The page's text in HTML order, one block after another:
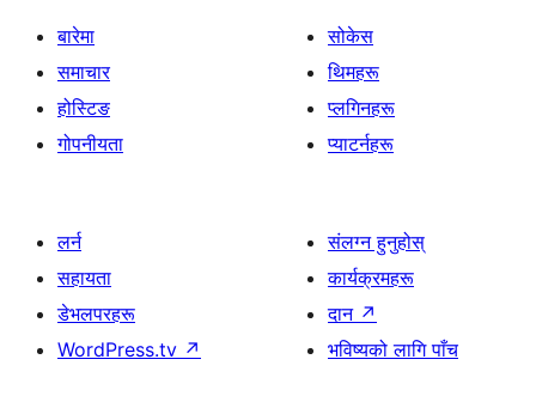
बारेमा
समाचार
होस्टिङ
गोपनीयता
सोकेस
थिमहरू
प्लगिनहरू
प्याटर्नहरू
लर्न
सहायता
डेभलपरहरू
WordPress.tv ↗
संलग्न हुनुहोस्
कार्यक्रमहरू
दान ↗
भविष्यको लागि पाँच